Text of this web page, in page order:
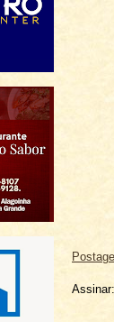
Assinar: